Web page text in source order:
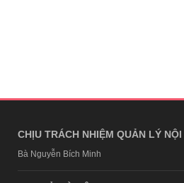
Bà Nguyễn Bích Minh